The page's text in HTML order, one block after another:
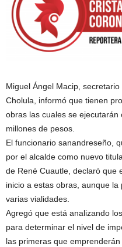
Miguel Ángel Macip,
Cholula, informó que tienen
obras las cuales se
millones de pesos.
El funcionario sanandreseño,
por el alcalde como nuevo
de René Cuautle, declaró que
inicio a estas obras, aunque
varias vialidades.
Agregó que está analizando
para determinar el nivel de
las primeras que